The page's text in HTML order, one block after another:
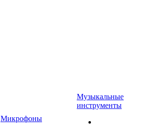
Микрофоны
Музыкальные
инструменты